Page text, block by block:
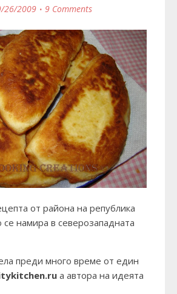
26/2009 9 Comments
от района на република
се намира в северозападната
преди много време от един
а автора на идеята